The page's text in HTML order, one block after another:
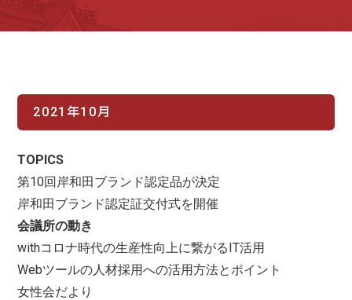
2021年10月
TOPICS
第10回岸和田ブランド認定品が決定
岸和田ブランド認定証交付式を開催
会議所の動き
withコロナ時代の生産性向上に繋がるIT活用
Webツールの人材採用への活用方法とポイント
女性会だより